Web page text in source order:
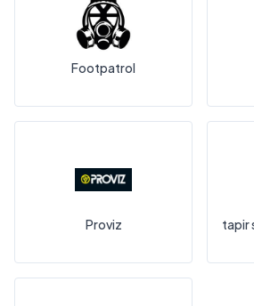
Footpatrol
Proviz